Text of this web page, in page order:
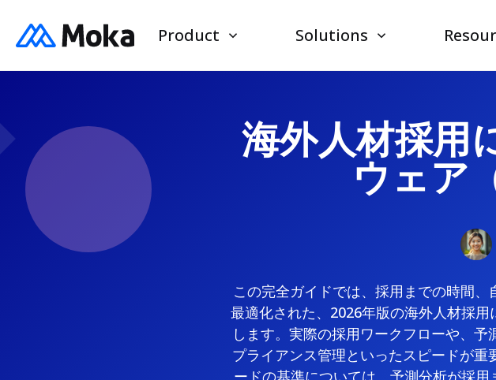
Product Solutions
海外人材採用
ウェア
この完全ガイドでは、採用までの時間
最適化された、2026年版の海外人材採
します。実際の採用ワークフローや、
プライアンス管理といったスピードが
ードの基準については、予測分析が採